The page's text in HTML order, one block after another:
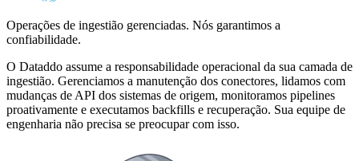
Operações de ingestião gerenciadas. Nós garantimos a
confiabilidade.
O Dataddo assume a responsabilidade operacional da sua camada de
ingestião. Gerenciamos a manutenção dos conectores, lidamos com
mudanças de API dos sistemas de origem, monitoramos pipelines
proativamente e executamos backfills e recuperação. Sua equipe de
engenharia não precisa se preocupar com isso.